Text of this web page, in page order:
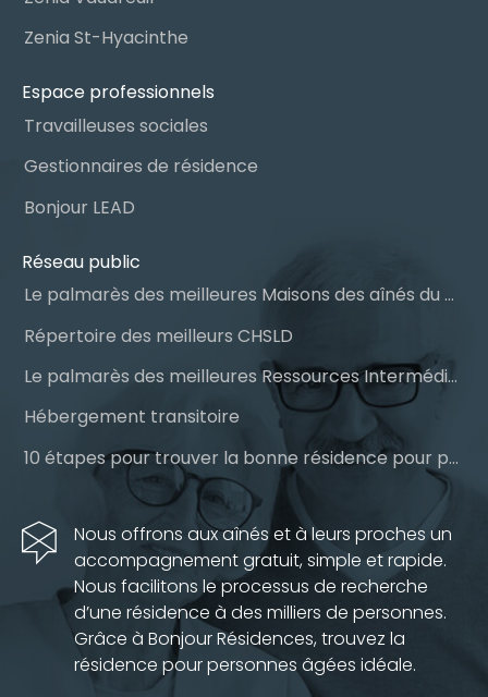
Zenia St-Hyacinthe
Espace professionnels
Travailleuses sociales
Gestionnaires de résidence
Bonjour LEAD
Réseau public
Le palmarès des meilleures Maisons des aînés du Québec
Répertoire des meilleurs CHSLD
Le palmarès des meilleures Ressources Intermédiaires (RI)
Hébergement transitoire
10 étapes pour trouver la bonne résidence pour personnes âgées
Nous offrons aux aînés et à leurs proches un
accompagnement gratuit, simple et rapide.
Nous facilitons le processus de recherche
d’une résidence à des milliers de personnes.
Grâce à Bonjour Résidences, trouvez la
résidence pour personnes âgées idéale.